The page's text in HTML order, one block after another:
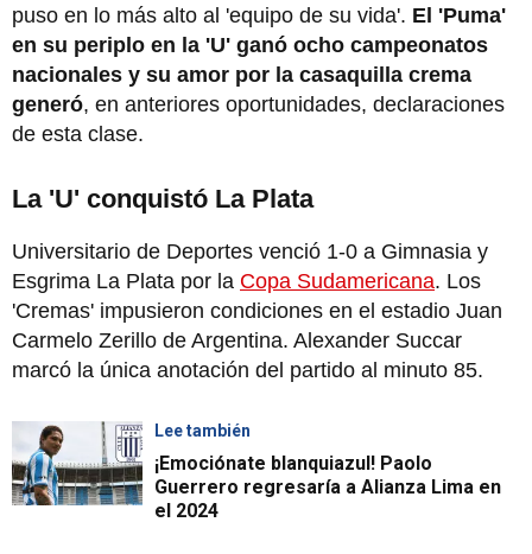
puso en lo más alto al 'equipo de su vida'. El 'Puma'
en su periplo en la 'U' ganó ocho campeonatos
nacionales y su amor por la casaquilla crema
generó, en anteriores oportunidades, declaraciones
de esta clase.
La 'U' conquistó La Plata
Universitario de Deportes venció 1-0 a Gimnasia y
Esgrima La Plata por la Copa Sudamericana. Los
'Cremas' impusieron condiciones en el estadio Juan
Carmelo Zerillo de Argentina. Alexander Succar
marcó la única anotación del partido al minuto 85.
Lee también
¡Emociónate blanquiazul! Paolo
Guerrero regresaría a Alianza Lima en
el 2024